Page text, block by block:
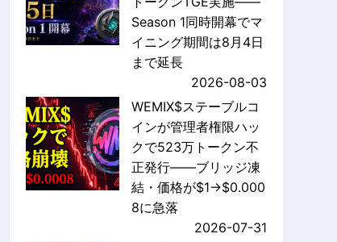
Season 1同時開幕でマ
イニング期間は8月4日
まで延長
2026-08-03
WEMIX$ステーブルコ
インが管理者権限ハッ
クで523万トークン不
正発行——ブリッジ凍
結・価格が$1→$0.000
8に急落
2026-07-31